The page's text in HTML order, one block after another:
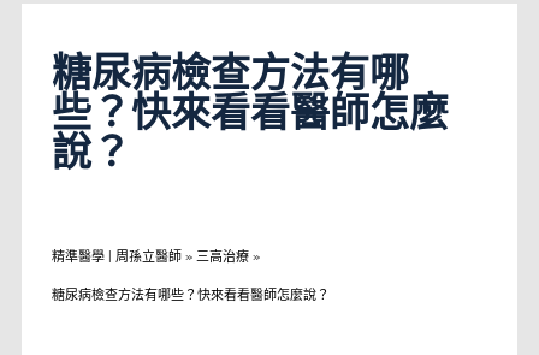
糖尿病檢查方法有哪
些？快來看看醫師怎麼
說？
精準醫學 | 周孫立醫師 » 三高治療 »
糖尿病檢查方法有哪些？快來看看醫師怎麼說？